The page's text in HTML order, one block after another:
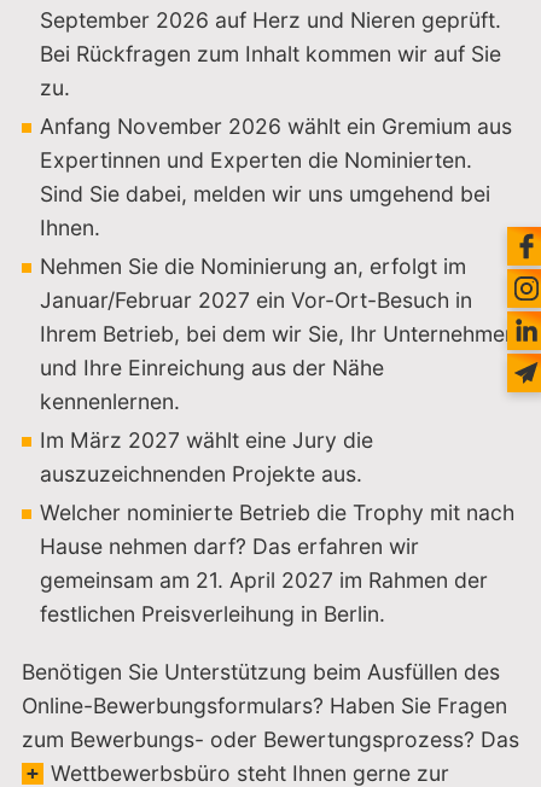
September 2026 auf Herz und Nieren geprüft.
Bei Rückfragen zum Inhalt kommen wir auf Sie
zu.
Anfang November 2026 wählt ein Gremium aus
Expertinnen und Experten die Nominierten.
Sind Sie dabei, melden wir uns umgehend bei
Ihnen.
Nehmen Sie die Nominierung an, erfolgt im
Januar/Februar 2027 ein Vor-Ort-Besuch in
Ihrem Betrieb, bei dem wir Sie, Ihr Unternehmen
und Ihre Einreichung aus der Nähe
kennenlernen.
Im März 2027 wählt eine Jury die
auszuzeichnenden Projekte aus.
Welcher nominierte Betrieb die Trophy mit nach
Hause nehmen darf? Das erfahren wir
gemeinsam am 21. April 2027 im Rahmen der
festlichen Preisverleihung in Berlin.
Benötigen Sie Unterstützung beim Ausfüllen des
Online-Bewerbungsformulars? Haben Sie Fragen
zum Bewerbungs- oder Bewertungsprozess? Das
Wettbewerbsbüro steht Ihnen gerne zur